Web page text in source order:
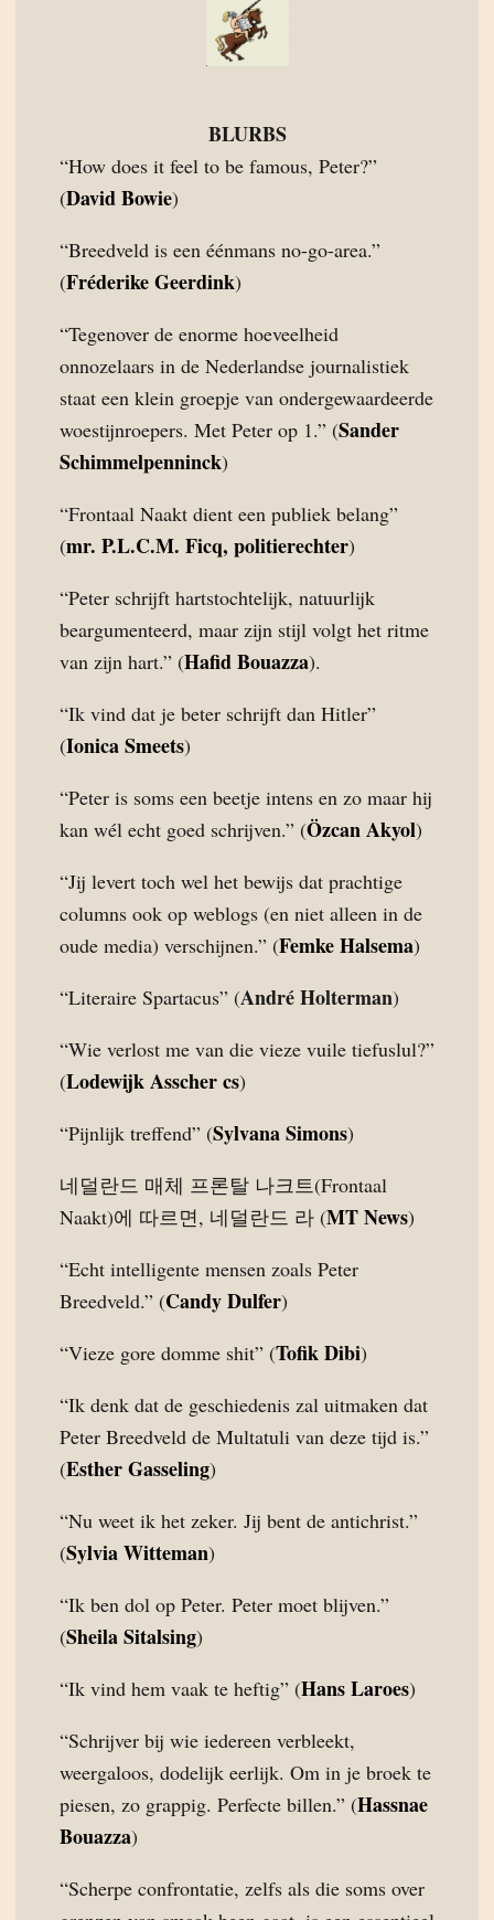
BLURBS
“How does it feel to be famous, Peter?”
(David Bowie)
“Breedveld is een éénmans no-go-area.”
(Fréderike Geerdink)
“Tegenover de enorme hoeveelheid
onnozelaars in de Nederlandse journalistiek
staat een klein groepje van ondergewaardeerde
woestijnroepers. Met Peter op 1.” (Sander
Schimmelpenninck)
“Frontaal Naakt dient een publiek belang”
(mr. P.L.C.M. Ficq, politierechter)
“Peter schrijft hartstochtelijk, natuurlijk
beargumenteerd, maar zijn stijl volgt het ritme
van zijn hart.” (Hafid Bouazza).
“Ik vind dat je beter schrijft dan Hitler”
(Ionica Smeets)
“Peter is soms een beetje intens en zo maar hij
kan wél echt goed schrijven.” (Özcan Akyol)
“Jij levert toch wel het bewijs dat prachtige
columns ook op weblogs (en niet alleen in de
oude media) verschijnen.” (Femke Halsema)
“Literaire Spartacus” (André Holterman)
“Wie verlost me van die vieze vuile tiefuslul?”
(Lodewijk Asscher cs)
“Pijnlijk treffend” (Sylvana Simons)
네덜란드 매체 프론탈 나크트(Frontaal
Naakt)에 따르면, 네덜란드 라 (MT News)
“Echt intelligente mensen zoals Peter
Breedveld.” (Candy Dulfer)
“Vieze gore domme shit” (Tofik Dibi)
“Ik denk dat de geschiedenis zal uitmaken dat
Peter Breedveld de Multatuli van deze tijd is.”
(Esther Gasseling)
“Nu weet ik het zeker. Jij bent de antichrist.”
(Sylvia Witteman)
“Ik ben dol op Peter. Peter moet blijven.”
(Sheila Sitalsing)
“Ik vind hem vaak te heftig” (Hans Laroes)
“Schrijver bij wie iedereen verbleekt,
weergaloos, dodelijk eerlijk. Om in je broek te
piesen, zo grappig. Perfecte billen.” (Hassnae
Bouazza)
“Scherpe confrontatie, zelfs als die soms over